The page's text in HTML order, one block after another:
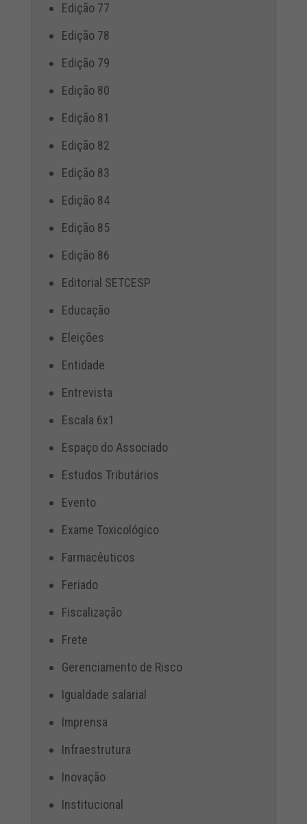
Edição 77
Edição 78
Edição 79
Edição 80
Edição 81
Edição 82
Edição 83
Edição 84
Edição 85
Edição 86
Editorial SETCESP
Educação
Eleições
Entidade
Entrevista
Escala 6x1
Espaço do Associado
Estudos Tributários
Evento
Exame Toxicológico
Farmacêuticos
Feriado
Fiscalização
Frete
Gerenciamento de Risco
Igualdade salarial
Imprensa
Infraestrutura
Inovação
Institucional